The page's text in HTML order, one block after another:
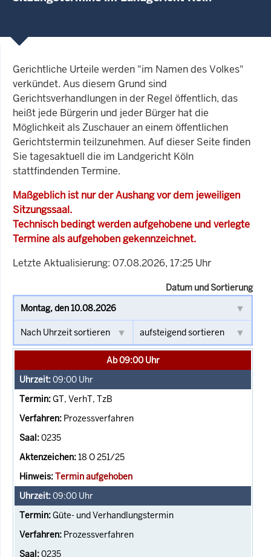
Gerichtliche Urteile werden "im Namen des Volkes"
verkündet. Aus diesem Grund sind
Gerichtsverhandlungen in der Regel öffentlich, das
heißt jede Bürgerin und jeder Bürger hat die
Möglichkeit als Zuschauer an einem öffentlichen
Gerichtstermin teilzunehmen. Auf dieser Seite finden
Sie tagesaktuell die im Landgericht Köln
stattfindenden Termine.
Maßgeblich ist nur der Aushang vor dem jeweiligen
Sitzungssaal.
Technisch bedingt werden aufgehobene und verlegte
Termine als aufgehoben gekennzeichnet.
Letzte Aktualisierung: 07.08.2026, 17:25 Uhr
Datum und Sortierung
Ab 09:00 Uhr
09:00 Uhr
GT, VerhT, TzB
Prozessverfahren
0235
18 O 251/25
Termin aufgehoben
09:00 Uhr
Güte- und Verhandlungstermin
Prozessverfahren
0235